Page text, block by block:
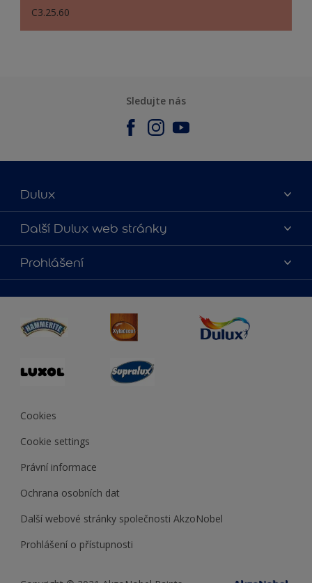
C3.25.60
Sledujte nás
Dulux
O nás
Kontaktujte nás
Najít obchod
Další Dulux web stránky
duluxmalir.cz
duluxmaliar.sk
duluxprodejnabarev.cz
duluxpredajnafarieb.sk
Prohlášení
Cookies
Cookie settings
Právní informace
Ochrana osobních dat
Další webové stránky společnosti AkzoNobel
Prohlášení o přístupnosti